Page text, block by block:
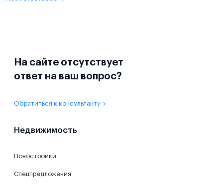
На сайте отсутствует
ответ на ваш вопрос?
Обратиться к консультанту
Недвижимость
Новостройки
Спецпредложения